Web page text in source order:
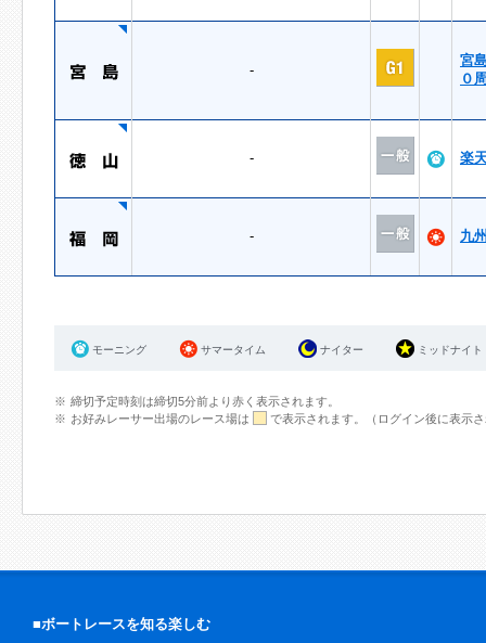
-
宮
０
- 楽
- 九
モーニング サマータイム ナイター ミッドナイト
締切予定時刻は締切5分前より赤く表示されます。
お好みレーサー出場のレース場は
で表示されます。（ログイン後に表示
■ボートレースを知る楽しむ